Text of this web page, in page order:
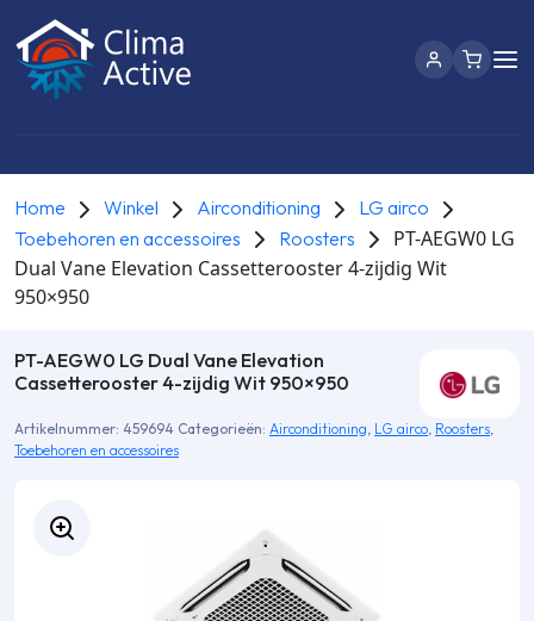
Home Winkel Airconditioning
LG airco
Toebehoren en accessoires
Roosters
PT-AEGW0 LG
Dual Vane Elevation Cassetterooster 4-zijdig Wit
950×950
PT-AEGW0 LG Dual Vane Elevation
Cassetterooster 4-zijdig Wit 950×950
Artikelnummer: 459694 Categorieën: Airconditioning, LG airco, Roosters,
Toebehoren en accessoires